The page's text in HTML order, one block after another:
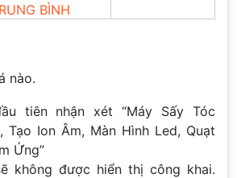
BÌNH
nào.
tiên nhận xét “Máy Sấy Tóc
Tạo Ion Âm, Màn Hình Led, Quạt
Ứng”
không được hiển thị công khai.